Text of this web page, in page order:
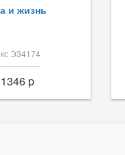
и жизнь
Э34174
p